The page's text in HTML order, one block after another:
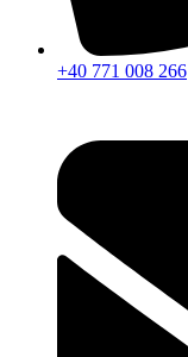
+40 771 008 266